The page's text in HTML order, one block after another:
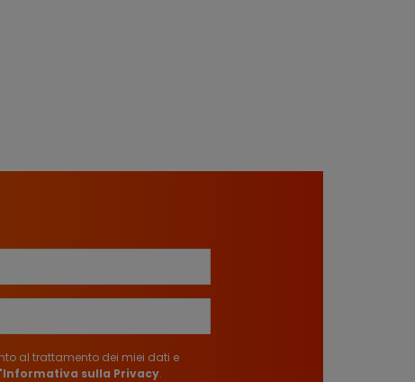
al trattamento dei miei dati e
sulla Privacy.